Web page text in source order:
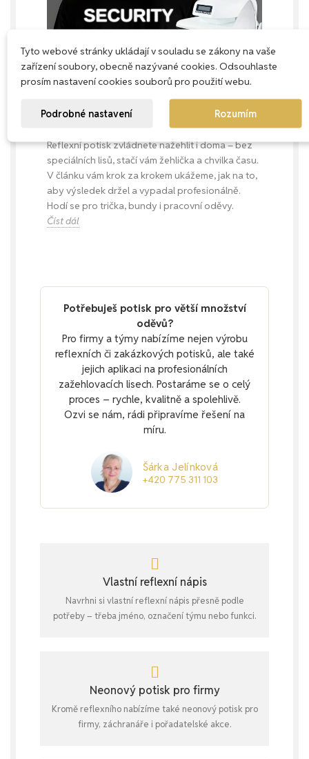
Průvodce nažehlením reflexního
Reflexní potisk zvládnete nažehlit i doma – bez
speciálních lisů, stačí vám žehlička a chvilka času.
V článku vám krok za krokem ukážeme, jak na to,
aby výsledek držel a vypadal profesionálně.
Hodí se pro trička, bundy i pracovní oděvy.
Číst dál
Potřebuješ potisk pro větší množství
oděvů?
Pro firmy a týmy nabízíme nejen výrobu
reflexních či zakázkových potisků, ale také
jejich aplikaci na profesionálních
zažehlovacích lisech. Postaráme se o celý
proces – rychle, kvalitně a spolehlivě.
Ozvi se nám, rádi připravíme řešení na
míru.
Šárka Jelínková
+420 775 311 103
Vlastní reflexní nápis
Navrhni si vlastní reflexní nápis přesně podle
potřeby – třeba jméno, označení týmu nebo funkci.
Neonový potisk pro firmy
Kromě reflexního nabízíme také neonový potisk pro
firmy, záchranáře i pořadatelské akce.
Tyto webové stránky ukládají v souladu se zákony na vaše
zařízení soubory, obecně nazývané cookies. Odsouhlaste
prosím nastavení cookies souborů pro použití webu.
Podrobné nastavení Rozumím